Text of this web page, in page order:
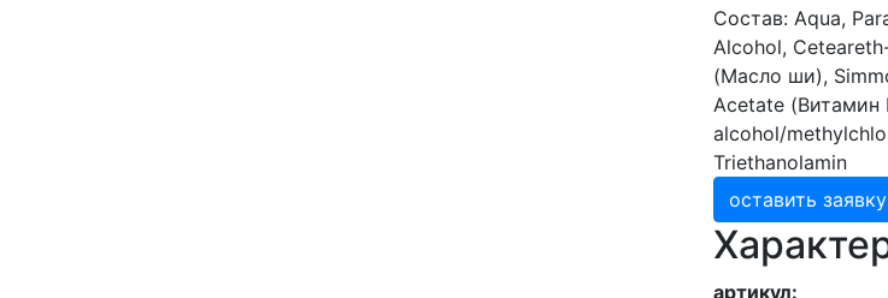
Состав: Aqua,
Alcohol,
(Масло ши),
Acetate (Витамин
alcohol/
Triethanolamin
оставить заявку
артикул: